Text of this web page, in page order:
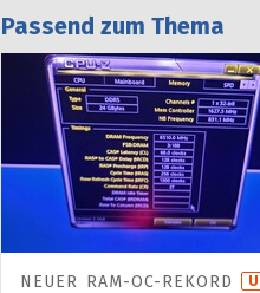
Passend zum Thema
NEUER RAM-OC-REKORD